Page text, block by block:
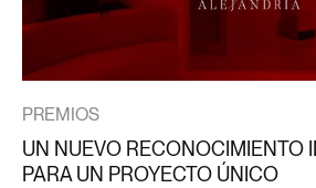
PREMIOS
UN NUEVO RECONOCIMIENTO
PARA UN PROYECTO ÚNICO